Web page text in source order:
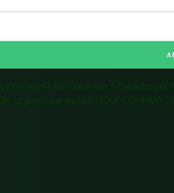
prin acest formular vor fi folosite
organizate de EAS FLOW COMPANY